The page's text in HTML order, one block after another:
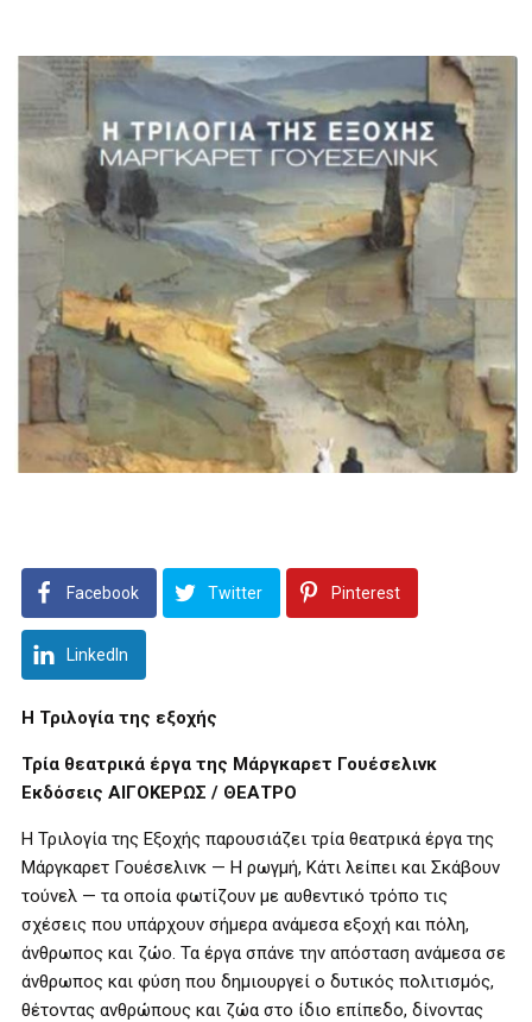
Facebook Twitter Pinterest
LinkedIn
Η Τριλογία της εξοχής
Τρία θεατρικά έργα της Μάργκαρετ Γουέσελινκ
Εκδόσεις ΑΙΓΟΚΕΡΩΣ / ΘΕΑΤΡΟ
Η Τριλογία της Εξοχής παρουσιάζει τρία θεατρικά έργα της
Μάργκαρετ Γουέσελινκ — Η ρωγμή, Κάτι λείπει και Σκάβουν
τούνελ — τα οποία φωτίζουν με αυθεντικό τρόπο τις
σχέσεις που υπάρχουν σήμερα ανάμεσα εξοχή και πόλη,
άνθρωπος και ζώο. Τα έργα σπάνε την απόσταση ανάμεσα σε
άνθρωπος και φύση που δημιουργεί ο δυτικός πολιτισμός,
θέτοντας ανθρώπους και ζώα στο ίδιο επίπεδο, δίνοντας